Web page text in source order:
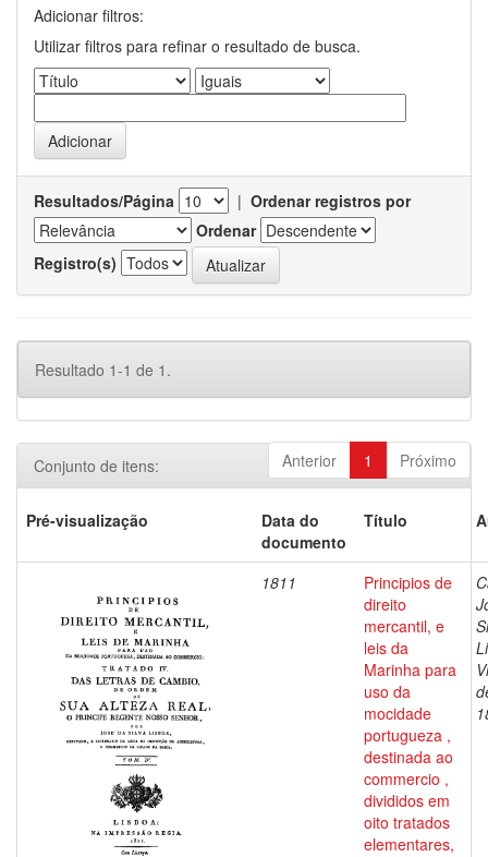
Adicionar filtros:
Utilizar filtros para refinar o resultado de busca.
Resultados/Página | Ordenar registros por
Ordenar
Registro(s)
Resultado 1-1 de 1.
Anterior 1 Próximo
Conjunto de itens:
Pré-visualização
Data do
documento
Título
1811
Principios de
direito
mercantil, e
leis da
Marinha para
uso da
mocidade
portugueza ,
destinada ao
commercio ,
divididos em
oito tratados
elementares,